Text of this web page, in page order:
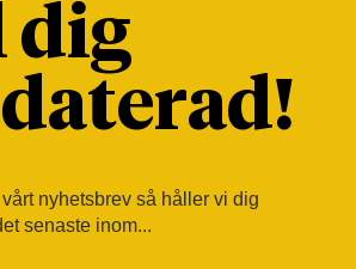
dig
nyhetsbrev så håller vi dig
senaste inom...